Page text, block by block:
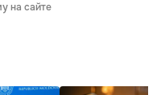
на сайте